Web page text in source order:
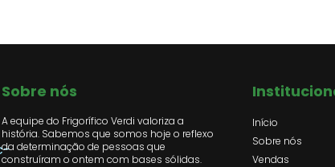
Sobre nós
A equipe do Frigorífico Verdi valoriza a
história. Sabemos que somos hoje o reflexo
da determinação de pessoas que
construíram o ontem com bases sólidas.
Início
Sobre nós
Vendas